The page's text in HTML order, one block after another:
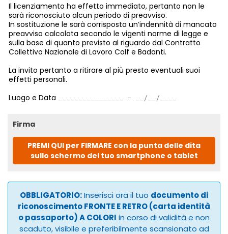
Il licenziamento ha effetto immediato, pertanto non le
sarà riconosciuto alcun periodo di preavviso.
In sostituzione le sarà corrisposta un’indennità di mancato
preavviso calcolata secondo le vigenti norme di legge e
sulla base di quanto previsto al riguardo dal Contratto
Collettivo Nazionale di Lavoro Colf e Badanti.
La invito pertanto a ritirare al più presto eventuali suoi
effetti personali.
Luogo e Data
Firma
PREMI QUI per FIRMARE con la punta delle dita
sullo schermo del tuo smartphone o tablet
OBBLIGATORIO:Inserisci ora il tuo documento di
riconoscimento FRONTE E RETRO (carta identità
o passaporto) A COLORI in corso di validità e non
scaduto, visibile e preferibilmente scansionato ad